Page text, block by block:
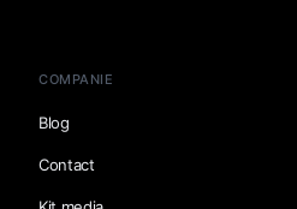
COMPANIE
Blog
Contact